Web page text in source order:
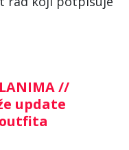
//
update